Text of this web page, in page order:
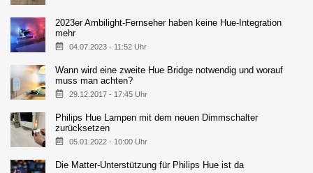
2023er Ambilight-Fernseher haben keine Hue-Integration
mehr
04.07.2023 - 11:52 Uhr
Wann wird eine zweite Hue Bridge notwendig und worauf
muss man achten?
29.12.2017 - 17:45 Uhr
Philips Hue Lampen mit dem neuen Dimmschalter
zurücksetzen
05.01.2022 - 10:00 Uhr
Die Matter-Unterstützung für Philips Hue ist da